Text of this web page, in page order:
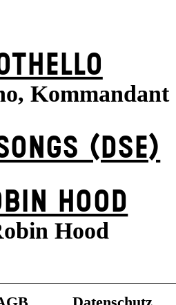
Kommandant
(DSE)
HOOD
Hood